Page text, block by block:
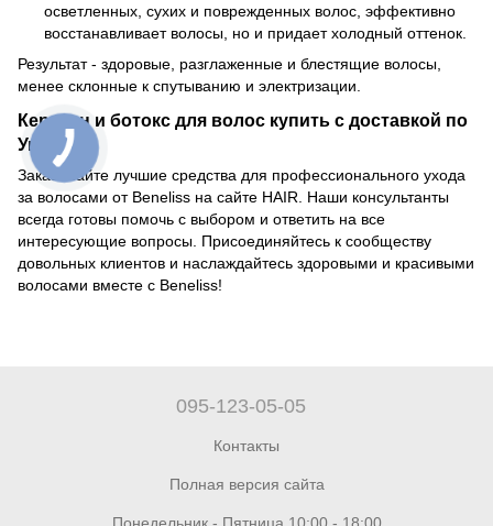
осветленных, сухих и поврежденных волос, эффективно
восстанавливает волосы, но и придает холодный оттенок.
Результат - здоровые, разглаженные и блестящие волосы,
менее склонные к спутыванию и электризации.
Кератин и ботокс для волос купить с доставкой по
Украине
Заказывайте лучшие средства для профессионального ухода
за волосами от Beneliss на сайте HAIR. Наши консультанты
всегда готовы помочь с выбором и ответить на все
интересующие вопросы. Присоединяйтесь к сообществу
довольных клиентов и наслаждайтесь здоровыми и красивыми
волосами вместе с Beneliss!
095-123-05-05
Контакты
Полная версия сайта